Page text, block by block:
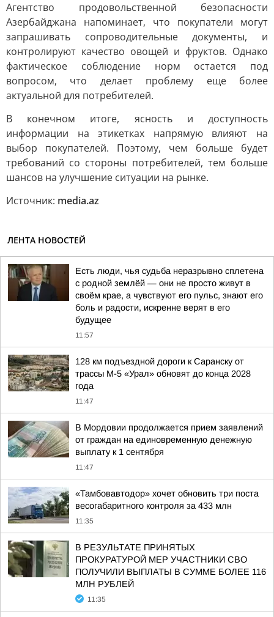
Агентство продовольственной безопасности
Азербайджана напоминает, что покупатели могут
запрашивать сопроводительные документы, и
контролируют качество овощей и фруктов. Однако
фактическое соблюдение норм остается под
вопросом, что делает проблему еще более
актуальной для потребителей.
В конечном итоге, ясность и доступность
информации на этикетках напрямую влияют на
выбор покупателей. Поэтому, чем больше будет
требований со стороны потребителей, тем больше
шансов на улучшение ситуации на рынке.
Источник: media.az
ЛЕНТА НОВОСТЕЙ
Есть люди, чья судьба неразрывно сплетена
с родной землёй — они не просто живут в
своём крае, а чувствуют его пульс, знают его
боль и радости, искренне верят в его
будущее
11:57
128 км подъездной дороги к Саранску от
трассы М-5 «Урал» обновят до конца 2028
года
11:47
В Мордовии продолжается прием заявлений
от граждан на единовременную денежную
выплату к 1 сентября
11:47
«Тамбовавтодор» хочет обновить три поста
весогабаритного контроля за 433 млн
11:35
В РЕЗУЛЬТАТЕ ПРИНЯТЫХ
ПРОКУРАТУРОЙ МЕР УЧАСТНИКИ СВО
ПОЛУЧИЛИ ВЫПЛАТЫ В СУММЕ БОЛЕЕ 116
МЛН РУБЛЕЙ
11:35